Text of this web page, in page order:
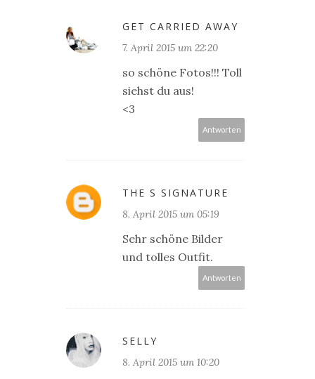
GET CARRIED AWAY
7. April 2015 um 22:20
so schöne Fotos!!! Toll
siehst du aus!
<3
Antworten
THE S SIGNATURE
8. April 2015 um 05:19
Sehr schöne Bilder
und tolles Outfit.
Antworten
SELLY
8. April 2015 um 10:20